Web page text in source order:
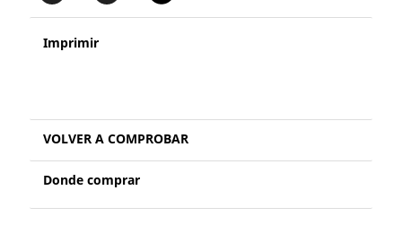
Imprimir
VOLVER A COMPROBAR
Donde comprar